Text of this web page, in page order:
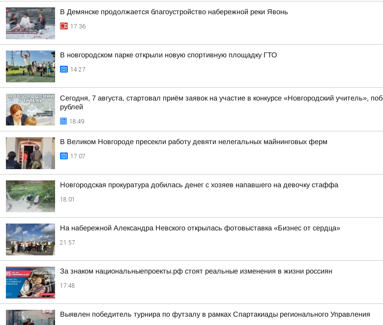
В Демянске продолжается благоустройство набережной реки Явонь
17:36
В новгородском парке открыли новую спортивную площадку ГТО
14:27
Сегодня, 7 августа, стартовал приём заявок на участие в конкурсе «Новгородский
рублей
18:49
В Великом Новгороде пресекли работу девяти нелегальных майнинговых ферм
17:07
Новгородская прокуратура добилась денег с хозяев напавшего на девочку стаффа
18:01
На набережной Александра Невского открылась фотовыставка «Бизнес от сердца»
21:57
За знаком национальныепроекты.рф стоят реальные изменения в жизни россиян
17:48
Выявлен победитель турнира по футзалу в рамках Спартакиады регионального Управления